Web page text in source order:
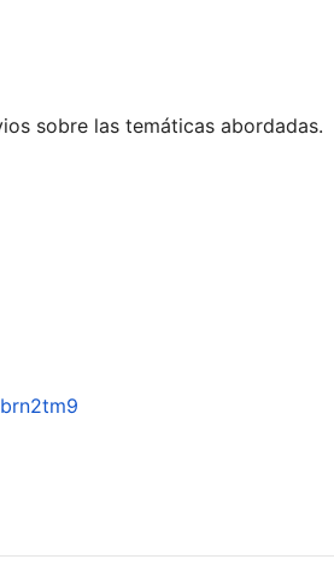
sobre las temáticas abordadas.